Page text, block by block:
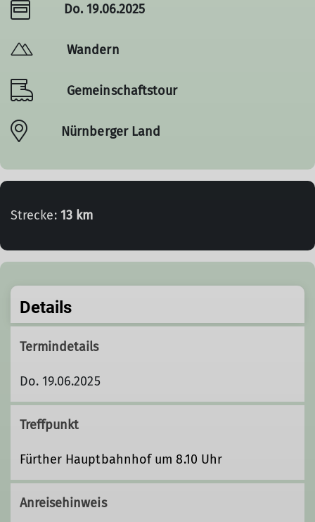
Do. 19.06.2025
Wandern
Gemeinschaftstour
Nürnberger Land
Strecke: 13 km
Details
Termindetails
Do. 19.06.2025
Treffpunkt
Fürther Hauptbahnhof um 8.10 Uhr
Anreisehinweis